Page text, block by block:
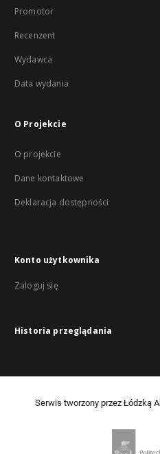
Promotor
Recenzent
Wydawca
Data wydania
O Projekcie
O projekcie
Dane kontaktowe
Deklaracja dostępności
Konto użytkownika
Zaloguj się
Historia przeglądania
Serwis tworzony przez Łódzką